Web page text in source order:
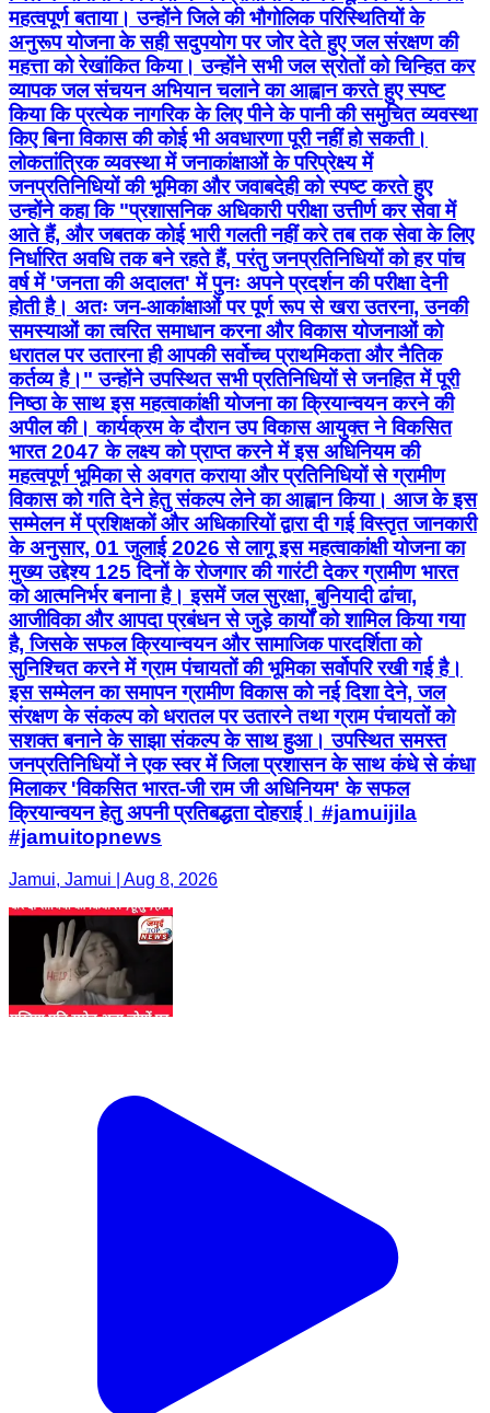
महत्वपूर्ण बताया। उन्होंने जिले की भौगोलिक परिस्थितियों के
अनुरूप योजना के सही सदुपयोग पर जोर देते हुए जल संरक्षण की
महत्ता को रेखांकित किया। उन्होंने सभी जल स्रोतों को चिन्हित कर
व्यापक जल संचयन अभियान चलाने का आह्वान करते हुए स्पष्ट
किया कि प्रत्येक नागरिक के लिए पीने के पानी की समुचित व्यवस्था
किए बिना विकास की कोई भी अवधारणा पूरी नहीं हो सकती।
लोकतांत्रिक व्यवस्था में जनाकांक्षाओं के परिप्रेक्ष्य में
जनप्रतिनिधियों की भूमिका और जवाबदेही को स्पष्ट करते हुए
उन्होंने कहा कि "प्रशासनिक अधिकारी परीक्षा उत्तीर्ण कर सेवा में
आते हैं, और जबतक कोई भारी गलती नहीं करे तब तक सेवा के लिए
निर्धारित अवधि तक बने रहते हैं, परंतु जनप्रतिनिधियों को हर पांच
वर्ष में 'जनता की अदालत' में पुनः अपने प्रदर्शन की परीक्षा देनी
होती है। अतः जन-आकांक्षाओं पर पूर्ण रूप से खरा उतरना, उनकी
समस्याओं का त्वरित समाधान करना और विकास योजनाओं को
धरातल पर उतारना ही आपकी सर्वोच्च प्राथमिकता और नैतिक
कर्तव्य है।" उन्होंने उपस्थित सभी प्रतिनिधियों से जनहित में पूरी
निष्ठा के साथ इस महत्वाकांक्षी योजना का क्रियान्वयन करने की
अपील की। कार्यक्रम के दौरान उप विकास आयुक्त ने विकसित
भारत 2047 के लक्ष्य को प्राप्त करने में इस अधिनियम की
महत्वपूर्ण भूमिका से अवगत कराया और प्रतिनिधियों से ग्रामीण
विकास को गति देने हेतु संकल्प लेने का आह्वान किया। आज के इस
सम्मेलन में प्रशिक्षकों और अधिकारियों द्वारा दी गई विस्तृत जानकारी
के अनुसार, 01 जुलाई 2026 से लागू इस महत्वाकांक्षी योजना का
मुख्य उद्देश्य 125 दिनों के रोजगार की गारंटी देकर ग्रामीण भारत
को आत्मनिर्भर बनाना है। इसमें जल सुरक्षा, बुनियादी ढांचा,
आजीविका और आपदा प्रबंधन से जुड़े कार्यों को शामिल किया गया
है, जिसके सफल क्रियान्वयन और सामाजिक पारदर्शिता को
सुनिश्चित करने में ग्राम पंचायतों की भूमिका सर्वोपरि रखी गई है।
इस सम्मेलन का समापन ग्रामीण विकास को नई दिशा देने, जल
संरक्षण के संकल्प को धरातल पर उतारने तथा ग्राम पंचायतों को
सशक्त बनाने के साझा संकल्प के साथ हुआ। उपस्थित समस्त
जनप्रतिनिधियों ने एक स्वर में जिला प्रशासन के साथ कंधे से कंधा
मिलाकर 'विकसित भारत-जी राम जी अधिनियम' के सफल
क्रियान्वयन हेतु अपनी प्रतिबद्धता दोहराई। #jamuijila
#jamuitopnews
Jamui, Jamui | Aug 8, 2026